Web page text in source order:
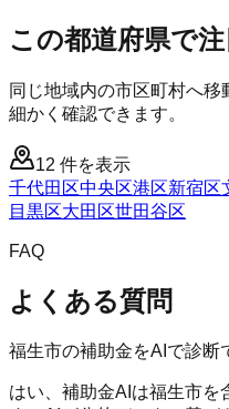
この都道府県で
同じ地域内の市区町村へ
細かく確認できます。
12 件を表示
千代田区中央区港区新宿区
目黒区大田区世田谷区
FAQ
よくある質問
福生市の補助金をAIで診断
はい、補助金AIは福生市を